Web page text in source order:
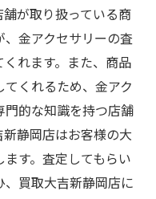
が取り扱っている商
金アクセサリーの査
れます。また、商品
くれるため、金アク
的な知識を持つ店舗
静岡店はお客様の大
す。査定してもらい
買取大吉新静岡店に